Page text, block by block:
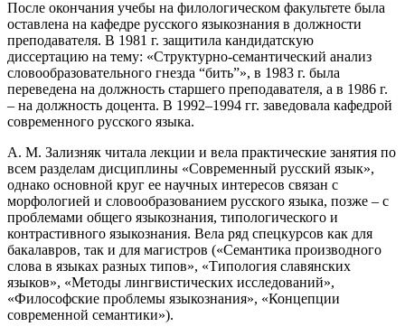
После окончания учебы на филологическом факультете была
оставлена на кафедре русского языкознания в должности
преподавателя. В 1981 г. защитила кандидатскую
диссертацию на тему: «Структурно-семантический анализ
словообразовательного гнезда “бить”», в 1983 г. была
переведена на должность старшего преподавателя, а в 1986 г.
– на должность доцента. В 1992–1994 гг. заведовала кафедрой
современного русского языка.
А. М. Зализняк читала лекции и вела практические занятия по
всем разделам дисциплины «Современный русский язык»,
однако основной круг ее научных интересов связан с
морфологией и словообразованием русского языка, позже – с
проблемами общего языкознания, типологического и
контрастивного языкознания. Вела ряд спецкурсов как для
бакалавров, так и для магистров («Семантика производного
слова в языках разных типов», «Типология славянских
языков», «Методы лингвистических исследований»,
«Философские проблемы языкознания», «Концепции
современной семантики»).